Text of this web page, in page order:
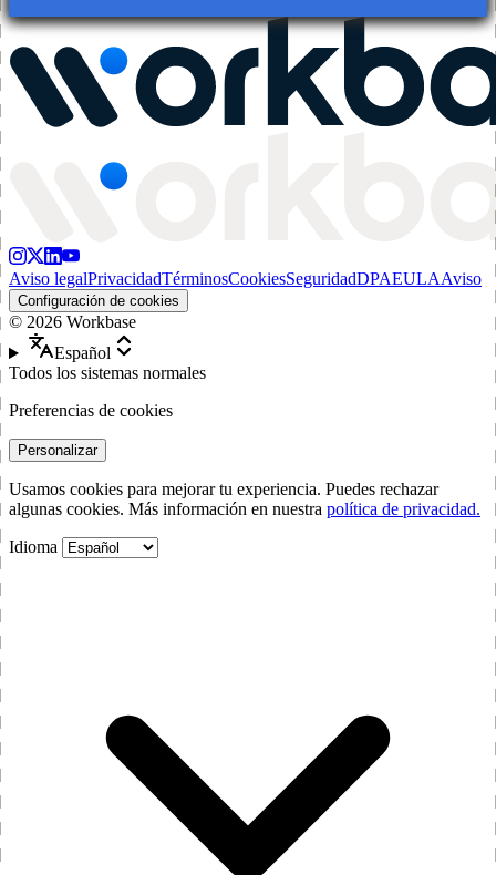
Aviso legalPrivacidadTérminosCookiesSeguridadDPAEULAAviso
Configuración de cookies
© 2026 Workbase
Español
Todos los sistemas normales
Preferencias de cookies
Personalizar
Usamos cookies para mejorar tu experiencia. Puedes rechazar
algunas cookies. Más información en nuestra política de privacidad.
Idioma